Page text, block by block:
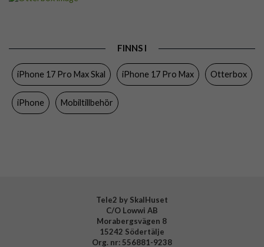
Färg Svart
Material
Varumärke
FINNS I
iPhone 17 Pro Max Skal iPhone 17 Pro Max Otterbox
iPhone Mobiltillbehör
Tele2 by SkalHuset
C/O Lowwi AB
Morabergsvägen 8
15242 Södertälje
Org. nr: 556881-9238